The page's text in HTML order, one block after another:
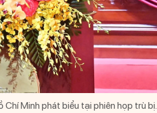
Minh phát biểu tại phiên họp trù bị.